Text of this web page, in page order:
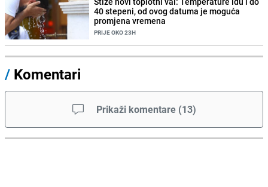
40 stepeni, od ovog datuma je moguća
promjena vremena
PRIJE OKO 23H
/ Komentari
Prikaži komentare (13)